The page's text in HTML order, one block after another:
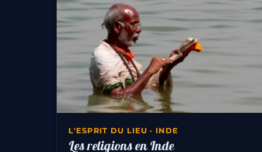
L'ESPRIT DU LIEU · INDE
Les religions en Inde